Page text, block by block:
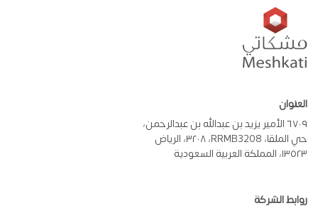
العنوان
٦٧٠٩ الأمير يزيد بن عبدالله بن عبدالرحمن،
حي الملقا، RRMB3208، ٣٢٠٨، الرياض
١٣٥٢٣، المملكة العربية السعودية
روابط الشركة